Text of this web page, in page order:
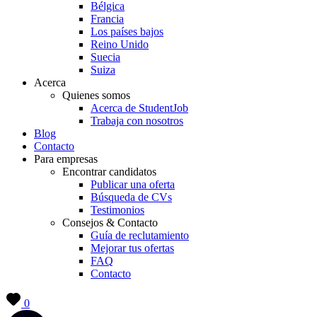
Bélgica
Francia
Los países bajos
Reino Unido
Suecia
Suiza
Acerca
Quienes somos
Acerca de StudentJob
Trabaja con nosotros
Blog
Contacto
Para empresas
Encontrar candidatos
Publicar una oferta
Búsqueda de CVs
Testimonios
Consejos & Contacto
Guía de reclutamiento
Mejorar tus ofertas
FAQ
Contacto
0